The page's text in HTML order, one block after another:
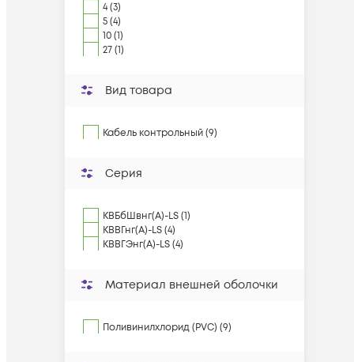
4 (3)
5 (4)
10 (1)
27 (1)
Вид товара
Кабель контрольный (9)
Серия
КВБбШвнг(А)-LS (1)
КВВГнг(А)-LS (4)
КВВГЭнг(А)-LS (4)
Материал внешней оболочки
Поливинилхлорид (PVC) (9)